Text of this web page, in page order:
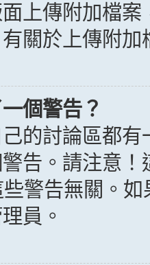
上傳附加檔
關於上傳附
個警告？
的討論區都
告。請注意
警告無關。
員。